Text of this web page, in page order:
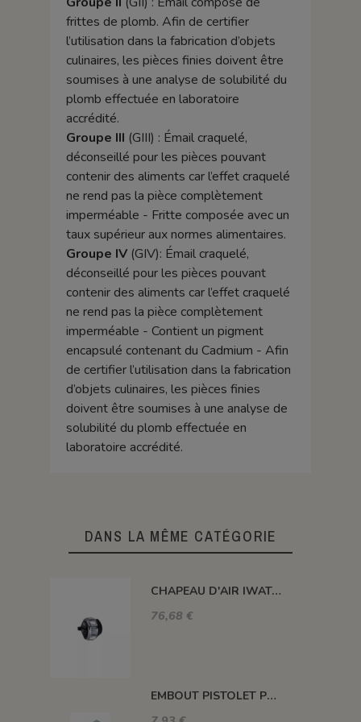
frittes de plomb. Afin de certifier
l’utilisation dans la fabrication d’objets
culinaires, les pièces finies doivent être
soumises à une analyse de solubilité du
plomb effectuée en laboratoire
accrédité.
Groupe III (GIII) : Émail craquelé,
déconseillé pour les pièces pouvant
contenir des aliments car l’effet craquelé
ne rend pas la pièce complètement
imperméable - Fritte composée avec un
taux supérieur aux normes alimentaires.
Groupe IV(GIV): Émail craquelé,
déconseillé pour les pièces pouvant
contenir des aliments car l’effet craquelé
ne rend pas la pièce complètement
imperméable - Contient un pigment
encapsulé contenant du Cadmium - Afin
de certifier l’utilisation dans la fabrication
d’objets culinaires, les pièces finies
doivent être soumises à une analyse de
solubilité du plomb effectuée en
laboratoire accrédité.
DANS LA MÊME CATÉGORIE
CHAPEAU D'AIR IWATA POUR BUSE 1,5 MM
76,68 €
EMBOUT PISTOLET POUR RACCORD TUYAU - EMBHS25